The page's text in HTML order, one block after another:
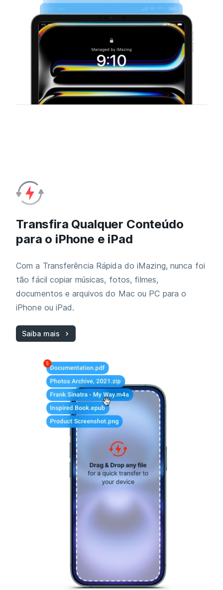
Transfira Qualquer Conteúdo
para o iPhone e iPad
Com a Transferência Rápida do iMazing, nunca foi
tão fácil copiar músicas, fotos, filmes,
documentos e arquivos do Mac ou PC para o
iPhone ou iPad.
Saiba mais